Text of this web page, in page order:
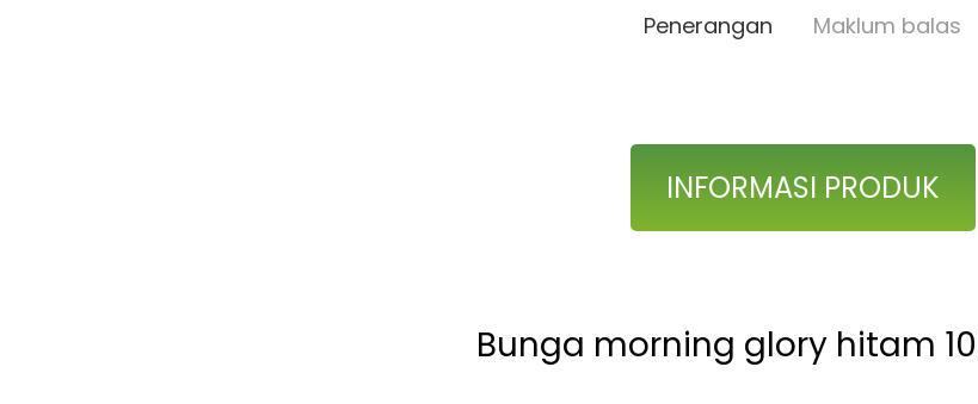
Penerangan Maklum balas
INFORMASI PRODUK
Bunga morning glory hitam